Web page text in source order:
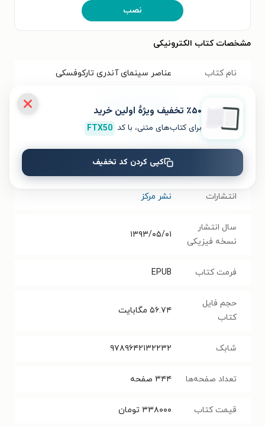
نصب
مشخصات کتاب الکترونیکی
نام کتاب عناصر سینمای آندری تارکوفسکی
موضوع پژوهش و تاریخ هنر
رابرت برد
مهران صفوی ،میلاد میناکار
انتشارات نشر مرکز
سال انتشار
نسخه فیزیکی
۱۳۹۳/۰۵/۰۱
فرمت کتاب EPUB
حجم فایل
کتاب
۵۶.۷۴ مگابایت
شابک ۹۷۸۹۶۴۲۱۳۲۲۳۲
تعداد صفحه‌ها ۳۴۴ صفحه
قیمت کتاب ۳۳۸۰۰۰ تومان
٪۵۰ تخفیف ویژۀ اولین خرید
برای کتاب‌های متنی، با کد FTX50
کپی کردن کد تخفیف